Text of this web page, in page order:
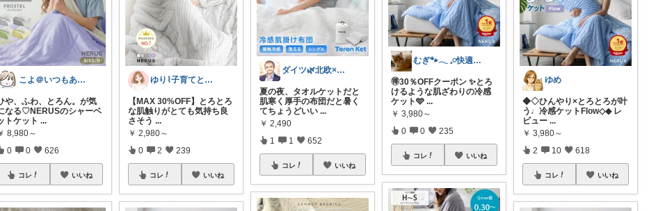
こよ＠いつもありがとう✨
や、ふわ、とろん。が気
なる♡NERUSのシャーベ
トケット ...
8,980～
0 0 626
コレ いいね
ゆり⌇子育てと暮らし🌷
【MAX 30%OFF】とろとろ
な肌触りがとても気持ち良
さそう ...
￥ 2,980～
0 2 239
コレ いいね
ダイツ🌿北欧×日本｜無理のない道具選び
夏の夜、タオルケットだと
肌寒く厚手の布団だと暑く
てちょうどいい ...
￥ 2,490
1 1 652
コレ いいね
むぎ🐾‪𓂃 𓈒𓏸快適な寝具紹介
🉐30％OFFクーポン ✨とろ
けるような肌ざわりの冷感
ケット🩵 ...
￥ 3,980～
0 0 235
コレ いいね
ゆめ
◆◇ひんやり×とろとろが叶
う♩冷感ケットFlow◇◆ レ
ビュー ...
￥ 3,980～
2 10 618
コレ いいね